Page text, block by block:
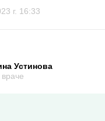
г. 16:33
Устинова